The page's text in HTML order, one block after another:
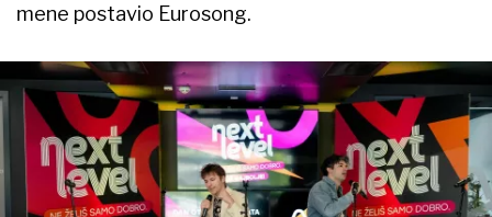
mene postavio Eurosong.